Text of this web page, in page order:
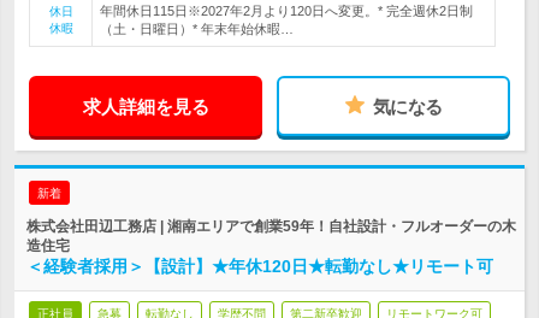
休日
休暇
年間休日115日※2027年2月より120日へ変更。* 完全週休2日制
（土・日曜日）* 年末年始休暇…
求人詳細を見る 気になる
新着
株式会社田辺工務店 | 湘南エリアで創業59年！自社設計・フルオーダーの木
造住宅
＜経験者採用＞【設計】★年休120日★転勤なし★リモート可
正社員 急募 転勤なし 学歴不問 第二新卒歓迎 リモートワーク可